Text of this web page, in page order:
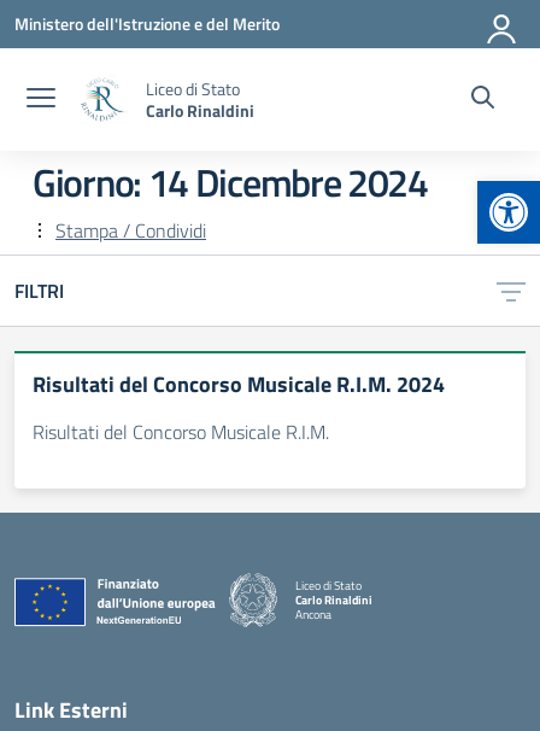
Vai ai contenuti
Vai al menu di navigazione
Vai al footer
Ministero dell'Istruzione e del Merito
Liceo di Stato
Carlo Rinaldini
Giorno: 14 Dicembre 2024
Stampa / Condividi
FILTRI
Risultati del Concorso Musicale R.I.M. 2024
Risultati del Concorso Musicale R.I.M.
Liceo di Stato
Carlo Rinaldini
Ancona
Link Esterni